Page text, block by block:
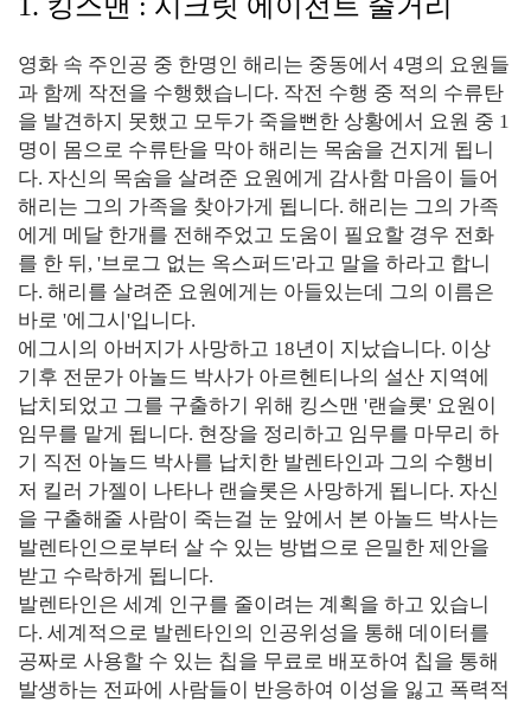
영화 속 주인공 중 한명인 해리는 중동에서 4명의 요원들
과 함께 작전을 수행했습니다. 작전 수행 중 적의 수류탄
을 발견하지 못했고 모두가 죽을뻔한 상황에서 요원 중 1
명이 몸으로 수류탄을 막아 해리는 목숨을 건지게 됩니
다. 자신의 목숨을 살려준 요원에게 감사함 마음이 들어
해리는 그의 가족을 찾아가게 됩니다. 해리는 그의 가족
에게 메달 한개를 전해주었고 도움이 필요할 경우 전화
를 한 뒤, '브로그 없는 옥스퍼드'라고 말을 하라고 합니
다. 해리를 살려준 요원에게는 아들있는데 그의 이름은
바로 '에그시'입니다.
에그시의 아버지가 사망하고 18년이 지났습니다. 이상
기후 전문가 아놀드 박사가 아르헨티나의 설산 지역에
납치되었고 그를 구출하기 위해 킹스맨 '랜슬롯' 요원이
임무를 맡게 됩니다. 현장을 정리하고 임무를 마무리 하
기 직전 아놀드 박사를 납치한 발렌타인과 그의 수행비
저 킬러 가젤이 나타나 랜슬롯은 사망하게 됩니다. 자신
을 구출해줄 사람이 죽는걸 눈 앞에서 본 아놀드 박사는
발렌타인으로부터 살 수 있는 방법으로 은밀한 제안을
받고 수락하게 됩니다.
발렌타인은 세계 인구를 줄이려는 계획을 하고 있습니
다. 세계적으로 발렌타인의 인공위성을 통해 데이터를
공짜로 사용할 수 있는 칩을 무료로 배포하여 칩을 통해
발생하는 전파에 사람들이 반응하여 이성을 잃고 폭력적